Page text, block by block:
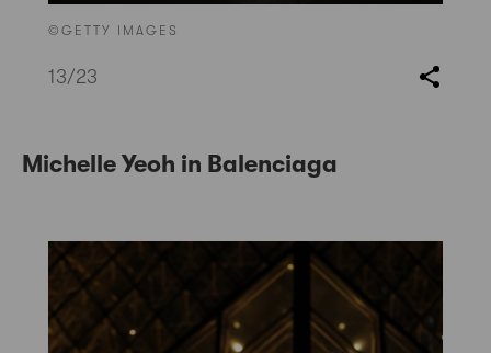
©GETTY IMAGES
13/23
Michelle Yeoh in Balenciaga